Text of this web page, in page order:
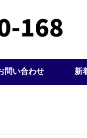
問い合わせ 新